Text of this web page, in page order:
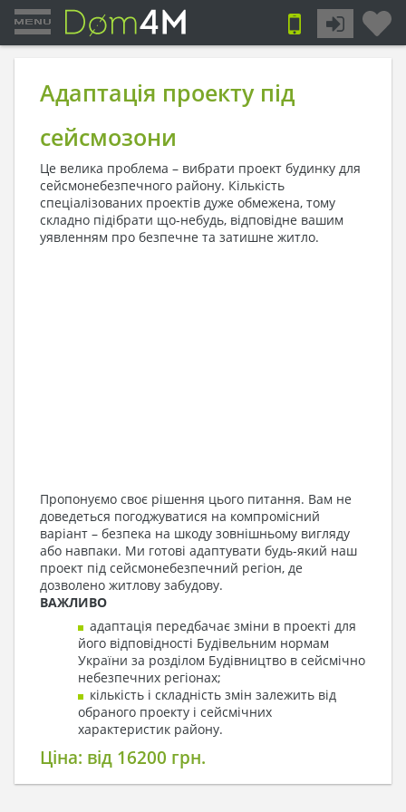
Адаптація проекту під
сейсмозони
Це велика проблема – вибрати проект будинку для
сейсмонебезпечного району. Кількість
спеціалізованих проектів дуже обмежена, тому
складно підібрати що-небудь, відповідне вашим
уявленням про безпечне та затишне житло.
Пропонуємо своє рішення цього питання. Вам не
доведеться погоджуватися на компромісний
варіант – безпека на шкоду зовнішньому вигляду
або навпаки. Ми готові адаптувати будь-який наш
проект під сейсмонебезпечний регіон, де
дозволено житлову забудову.
ВАЖЛИВО
адаптація передбачає зміни в проекті для
його відповідності Будівельним нормам
України за розділом Будівництво в сейсмічно
небезпечних регіонах;
кількість і складність змін залежить від
обраного проекту і сейсмічних
характеристик району.
Ціна: від 16200 грн.